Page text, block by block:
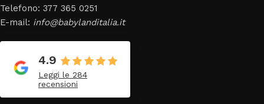
Telefono: 377 365 0251
E-mail: info@babylanditalia.it
4.9
Leggi le 284
recensioni